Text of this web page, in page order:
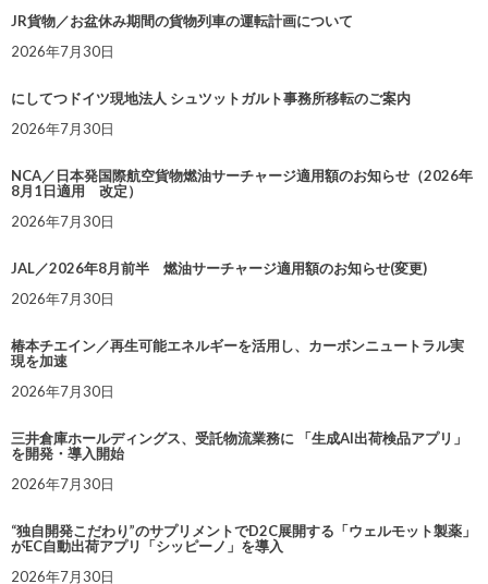
JR貨物／お盆休み期間の貨物列車の運転計画について
2026年7月30日
にしてつドイツ現地法人 シュツットガルト事務所移転のご案内
2026年7月30日
NCA／日本発国際航空貨物燃油サーチャージ適用額のお知らせ（2026年
8月1日適用 改定）
2026年7月30日
JAL／2026年8月前半 燃油サーチャージ適用額のお知らせ(変更)
2026年7月30日
椿本チエイン／再生可能エネルギーを活用し、カーボンニュートラル実
現を加速
2026年7月30日
三井倉庫ホールディングス、受託物流業務に 「生成AI出荷検品アプリ」
を開発・導入開始
2026年7月30日
“独自開発こだわり”のサプリメントでD2C展開する「ウェルモット製薬」
がEC自動出荷アプリ「シッピーノ」を導入
2026年7月30日